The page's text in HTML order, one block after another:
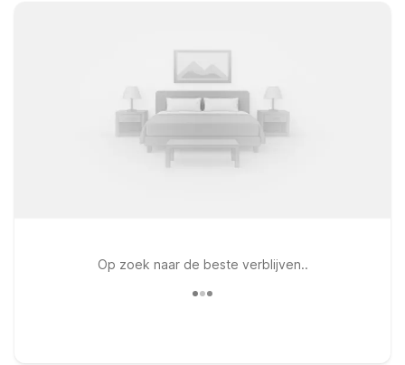
Op zoek naar de beste verblijven..